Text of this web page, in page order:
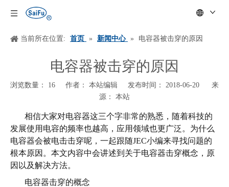
当前所在位置: 首页 » 新闻中心 » 电容器被击穿的原因
电容器被击穿的原因
浏览数量： 16 作者： 本站编辑 发布时间： 2018-06-20 来
源： 本站
["wechat","weibo","qzone","douban","email"]
相信大家对电容器这三个字非常的熟悉，随着科技的
发展使用电容的频率也越高，应用领域也更广泛。为什么
电容器会被电击击穿呢，一起跟随JEC小编来寻找问题的
根本原因。本文内容中会讲述到关于电容器击穿概念，原
因以及解决方法。
电容器击穿的概念